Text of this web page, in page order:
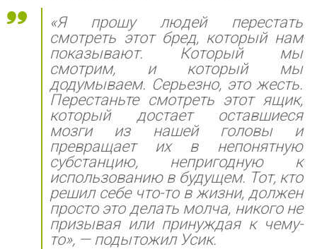
«Я прошу людей перестать
смотреть этот бред, который нам
показывают. Который мы
смотрим, и который мы
додумываем. Серьезно, это жесть.
Перестаньте смотреть этот ящик,
который достает оставшиеся
мозги из нашей головы и
превращает их в непонятную
субстанцию, непригодную к
использованию в будущем. Тот, кто
решил себе что-то в жизни, должен
просто это делать молча, никого не
призывая или принуждая к чему-
то», — подытожил Усик.